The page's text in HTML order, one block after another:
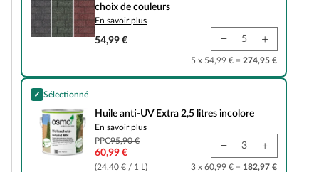
choix de couleurs
En savoir plus
54,99 €
5 x 54,99 € = 274,95 €
✓ Sélectionné
Huile anti-UV Extra 2,5 litres incolore
Huile anti-UV Extra 2,5 litres incolore
En savoir plus
PPC95,90 €
60,99 €
(24,40 € / 1 L) 3 x 60,99 € = 182,97 €